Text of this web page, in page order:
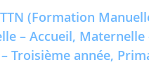
(Formation
– Accueil,
Troisième année,